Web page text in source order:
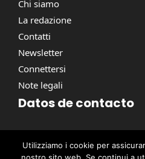
Chi siamo
La redazione
Contatti
Newsletter
Connettersi
Note legali
Datos de contacto
contact@pausacaffe.net
Utilizziamo i cookie per